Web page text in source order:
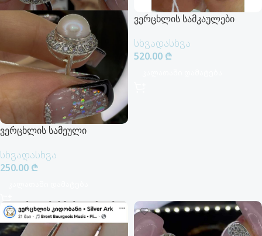
ვერცხლის სამეული
სხვადასხვა
250.00 ₾
ვერცხლის სამკაულები
სხვადასხვა
520.00 ₾